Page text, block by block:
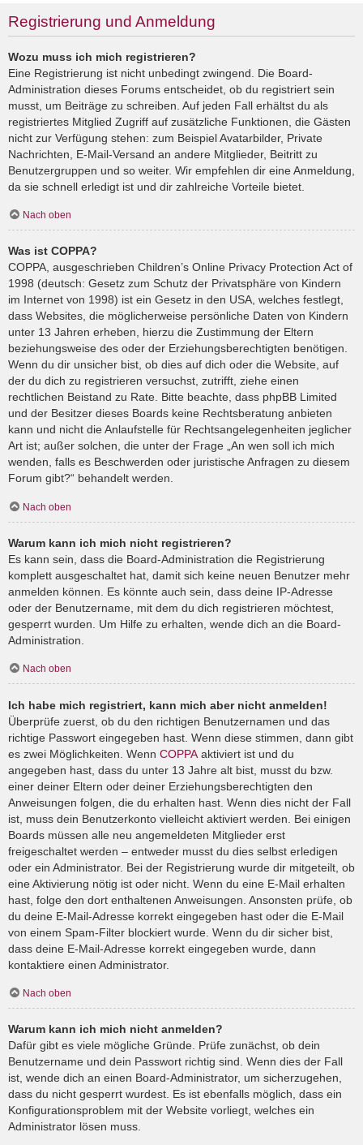
Registrierung und Anmeldung
Wozu muss ich mich registrieren?
Eine Registrierung ist nicht unbedingt zwingend. Die Board-
Administration dieses Forums entscheidet, ob du registriert sein
musst, um Beiträge zu schreiben. Auf jeden Fall erhältst du als
registriertes Mitglied Zugriff auf zusätzliche Funktionen, die Gästen
nicht zur Verfügung stehen: zum Beispiel Avatarbilder, Private
Nachrichten, E-Mail-Versand an andere Mitglieder, Beitritt zu
Benutzergruppen und so weiter. Wir empfehlen dir eine Anmeldung,
da sie schnell erledigt ist und dir zahlreiche Vorteile bietet.
Nach oben
Was ist COPPA?
COPPA, ausgeschrieben Children’s Online Privacy Protection Act of
1998 (deutsch: Gesetz zum Schutz der Privatsphäre von Kindern
im Internet von 1998) ist ein Gesetz in den USA, welches festlegt,
dass Websites, die möglicherweise persönliche Daten von Kindern
unter 13 Jahren erheben, hierzu die Zustimmung der Eltern
beziehungsweise des oder der Erziehungsberechtigten benötigen.
Wenn du dir unsicher bist, ob dies auf dich oder die Website, auf
der du dich zu registrieren versuchst, zutrifft, ziehe einen
rechtlichen Beistand zu Rate. Bitte beachte, dass phpBB Limited
und der Besitzer dieses Boards keine Rechtsberatung anbieten
kann und nicht die Anlaufstelle für Rechtsangelegenheiten jeglicher
Art ist; außer solchen, die unter der Frage „An wen soll ich mich
wenden, falls es Beschwerden oder juristische Anfragen zu diesem
Forum gibt?“ behandelt werden.
Nach oben
Warum kann ich mich nicht registrieren?
Es kann sein, dass die Board-Administration die Registrierung
komplett ausgeschaltet hat, damit sich keine neuen Benutzer mehr
anmelden können. Es könnte auch sein, dass deine IP-Adresse
oder der Benutzername, mit dem du dich registrieren möchtest,
gesperrt wurden. Um Hilfe zu erhalten, wende dich an die Board-
Administration.
Nach oben
Ich habe mich registriert, kann mich aber nicht anmelden!
Überprüfe zuerst, ob du den richtigen Benutzernamen und das
richtige Passwort eingegeben hast. Wenn diese stimmen, dann gibt
es zwei Möglichkeiten. Wenn COPPA aktiviert ist und du
angegeben hast, dass du unter 13 Jahre alt bist, musst du bzw.
einer deiner Eltern oder deiner Erziehungsberechtigten den
Anweisungen folgen, die du erhalten hast. Wenn dies nicht der Fall
ist, muss dein Benutzerkonto vielleicht aktiviert werden. Bei einigen
Boards müssen alle neu angemeldeten Mitglieder erst
freigeschaltet werden – entweder musst du dies selbst erledigen
oder ein Administrator. Bei der Registrierung wurde dir mitgeteilt, ob
eine Aktivierung nötig ist oder nicht. Wenn du eine E-Mail erhalten
hast, folge den dort enthaltenen Anweisungen. Ansonsten prüfe, ob
du deine E-Mail-Adresse korrekt eingegeben hast oder die E-Mail
von einem Spam-Filter blockiert wurde. Wenn du dir sicher bist,
dass deine E-Mail-Adresse korrekt eingegeben wurde, dann
kontaktiere einen Administrator.
Nach oben
Warum kann ich mich nicht anmelden?
Dafür gibt es viele mögliche Gründe. Prüfe zunächst, ob dein
Benutzername und dein Passwort richtig sind. Wenn dies der Fall
ist, wende dich an einen Board-Administrator, um sicherzugehen,
dass du nicht gesperrt wurdest. Es ist ebenfalls möglich, dass ein
Konfigurationsproblem mit der Website vorliegt, welches ein
Administrator lösen muss.